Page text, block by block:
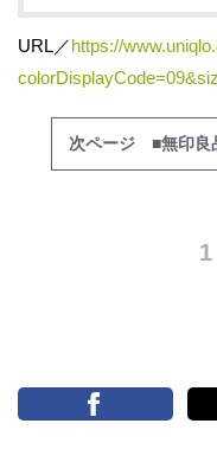
URL／https://
次ページ ■無印良
1